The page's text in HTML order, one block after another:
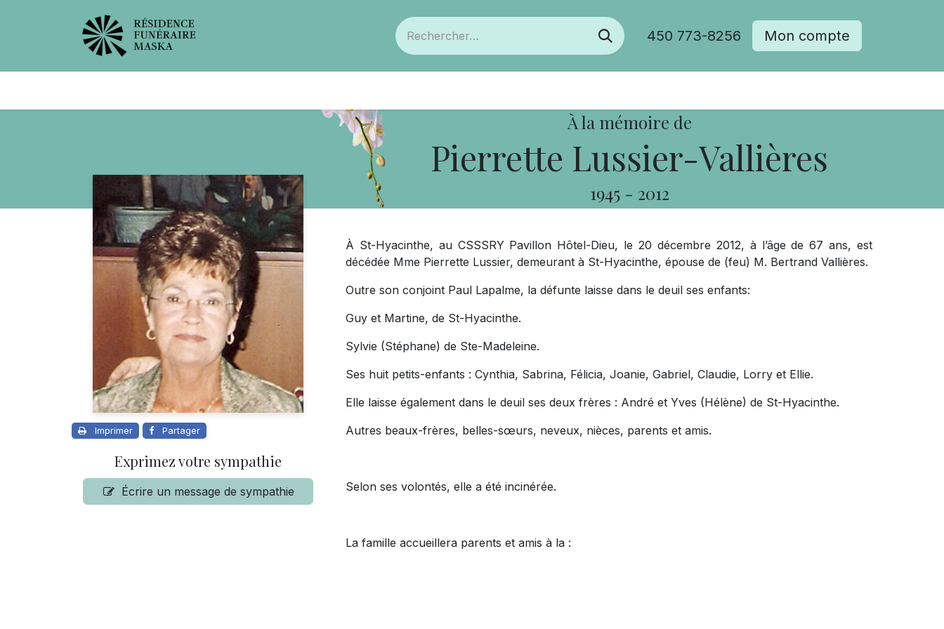
450 773-8256 Mon compte
À la mémoire de
Pierrette Lussier-Vallières
1945 - 2012
Imprimer Partager
Exprimez votre sympathie
Écrire un message de sympathie
À St-Hyacinthe, au CSSSRY Pavillon Hôtel-Dieu, le 20 décembre 2012, à l’âge de 67 ans, est
décédée Mme Pierrette Lussier, demeurant à St-Hyacinthe, épouse de (feu) M. Bertrand Vallières.
Outre son conjoint Paul Lapalme, la défunte laisse dans le deuil ses enfants:
Guy et Martine, de St-Hyacinthe.
Sylvie (Stéphane) de Ste-Madeleine.
Ses huit petits-enfants : Cynthia, Sabrina, Félicia, Joanie, Gabriel, Claudie, Lorry et Ellie.
Elle laisse également dans le deuil ses deux frères : André et Yves (Hélène) de St-Hyacinthe.
Autres beaux-frères, belles-sœurs, neveux, nièces, parents et amis.
Selon ses volontés, elle a été incinérée.
La famille accueillera parents et amis à la :